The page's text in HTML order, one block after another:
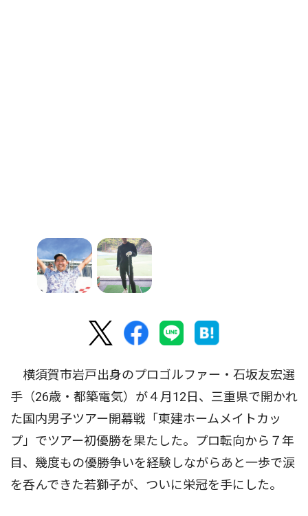
横須賀市岩戸出身のプロゴルファー・石坂友宏選
手（26歳・都築電気）が４月12日、三重県で開かれ
た国内男子ツアー開幕戦「東建ホームメイトカッ
プ」でツアー初優勝を果たした。プロ転向から７年
目、幾度もの優勝争いを経験しながらあと一歩で涙
を呑んできた若獅子が、ついに栄冠を手にした。